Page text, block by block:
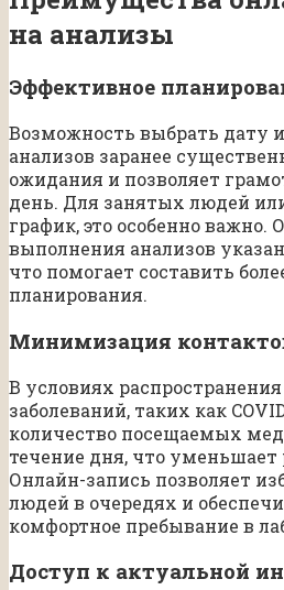
на анализы
Эффективное
Возможность выбрать дату
анализов заранее
ожидания и позволяет
день. Для занятых людей
график, это особенно важно.
выполнения анализов
что помогает составить
планирования.
Минимизация
В условиях
заболеваний, таких как
количество посещаемых
течение дня, что уменьшает
Онлайн-запись позволяет
людей в очередях и
комфортное пребывание в
Доступ к актуальной